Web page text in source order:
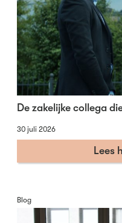
De zakelijke collega
30 juli 2026
Lees
Blog